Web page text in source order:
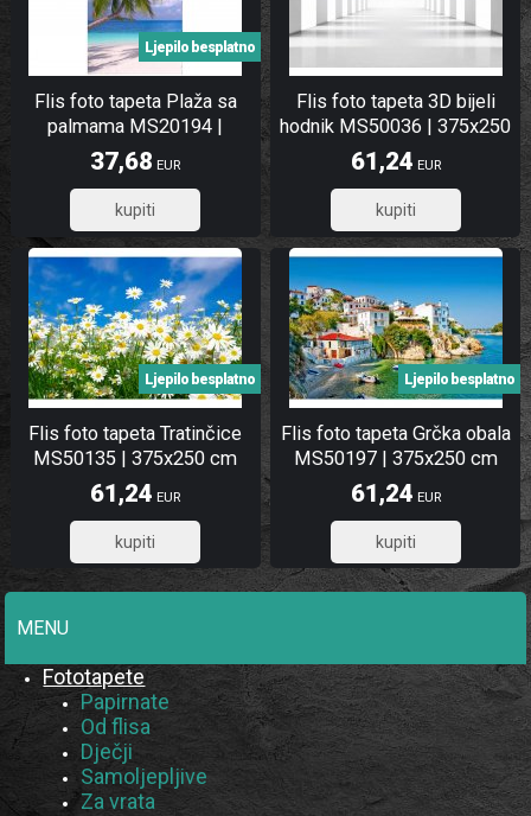
Flis foto tapeta Plaža sa
palmama MS20194 |
150x250 cm
Ljepilo besplatno
37,68 EUR
30,14
Flis foto tapeta 3D bijeli
hodnik MS50036 | 375x250
cm
61,24 EUR
48,99
Flis foto tapeta Tratinčice
MS50135 | 375x250 cm
Ljepilo besplatno
61,24 EUR
48,99
Flis foto tapeta Grčka obala
MS50197 | 375x250 cm
Ljepilo besplatno
61,24 EUR
48,99
MENU
Fototapete
Papirnate
Od flisa
Dječji
Samoljepljive
Za vrata